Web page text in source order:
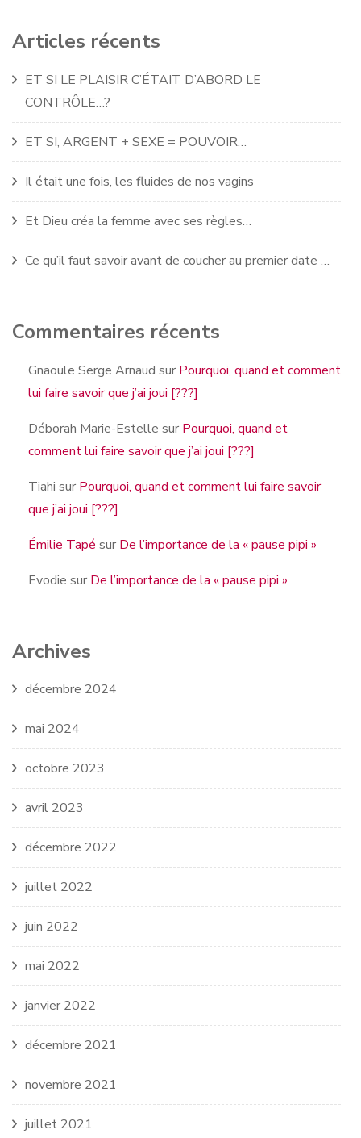
Articles récents
ET SI LE PLAISIR C’ÉTAIT D’ABORD LE
CONTRÔLE…?
ET SI, ARGENT + SEXE = POUVOIR…
Il était une fois, les fluides de nos vagins
Et Dieu créa la femme avec ses règles…
Ce qu’il faut savoir avant de coucher au premier date …
Commentaires récents
Gnaoule Serge Arnaud sur Pourquoi, quand et comment
lui faire savoir que j’ai joui [???]
Déborah Marie-Estelle sur Pourquoi, quand et
comment lui faire savoir que j’ai joui [???]
Tiahi sur Pourquoi, quand et comment lui faire savoir
que j’ai joui [???]
Émilie Tapé sur De l’importance de la « pause pipi »
Evodie sur De l’importance de la « pause pipi »
Archives
décembre 2024
mai 2024
octobre 2023
avril 2023
décembre 2022
juillet 2022
juin 2022
mai 2022
janvier 2022
décembre 2021
novembre 2021
juillet 2021